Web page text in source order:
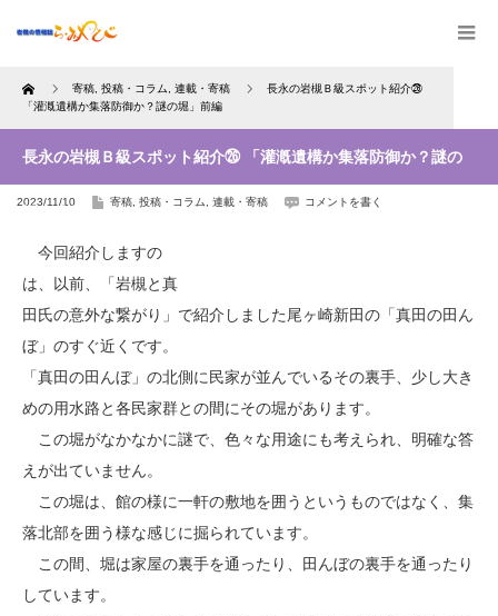
Home 寄稿 投稿・コラム 連載・寄稿
長永の岩槻Ｂ級スポット紹介㉖
「灌漑遺構か集落防御か？謎の堀」前編
長永の岩槻Ｂ級スポット紹介㉖ 「灌漑遺構か集落防御か？謎の
2023/11/10 寄稿 投稿・コラム 連載・寄稿 コメントを書く
今回紹介しますの
は、以前、「岩槻と真
田氏の意外な繋がり」で紹介しました尾ヶ崎新田の「真田の田ん
ぼ」のすぐ近くです。
「真田の田んぼ」の北側に民家が並んでいるその裏手、少し大き
めの用水路と各民家群との間にその堀があります。
この堀がなかなかに謎で、色々な用途にも考えられ、明確な答
えが出ていません。
この堀は、館の様に一軒の敷地を囲うというものではなく、集
落北部を囲う様な感じに掘られています。
この間、堀は家屋の裏手を通ったり、田んぼの裏手を通ったり
しています。